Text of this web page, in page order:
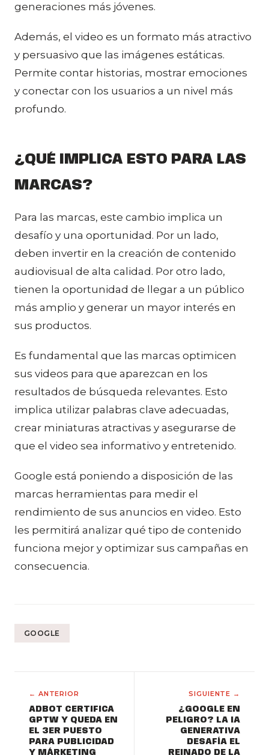
generaciones más jóvenes.
Además, el video es un formato más atractivo
y persuasivo que las imágenes estáticas.
Permite contar historias, mostrar emociones
y conectar con los usuarios a un nivel más
profundo.
¿QUÉ IMPLICA ESTO PARA LAS
MARCAS?
Para las marcas, este cambio implica un
desafío y una oportunidad. Por un lado,
deben invertir en la creación de contenido
audiovisual de alta calidad. Por otro lado,
tienen la oportunidad de llegar a un público
más amplio y generar un mayor interés en
sus productos.
Es fundamental que las marcas optimicen
sus videos para que aparezcan en los
resultados de búsqueda relevantes. Esto
implica utilizar palabras clave adecuadas,
crear miniaturas atractivas y asegurarse de
que el video sea informativo y entretenido.
Google está poniendo a disposición de las
marcas herramientas para medir el
rendimiento de sus anuncios en video. Esto
les permitirá analizar qué tipo de contenido
funciona mejor y optimizar sus campañas en
consecuencia.
GOOGLE
← ANTERIOR
ADBOT CERTIFICA
GPTW Y QUEDA EN
EL 3ER PUESTO
PARA PUBLICIDAD
Y MÁRKETING
SIGUIENTE →
¿GOOGLE EN
PELIGRO? LA IA
GENERATIVA
DESAFÍA EL
REINADO DE LA